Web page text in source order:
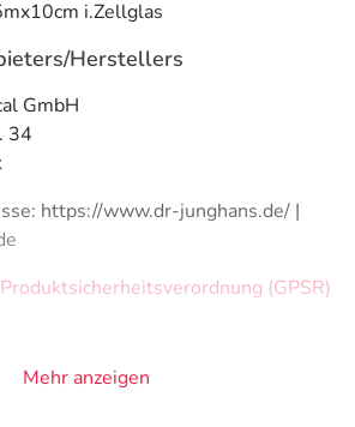
i.Zellglas
Herstellers
GmbH
34
https://www.dr-junghans.de/ |
(GPSR)
Mehr anzeigen